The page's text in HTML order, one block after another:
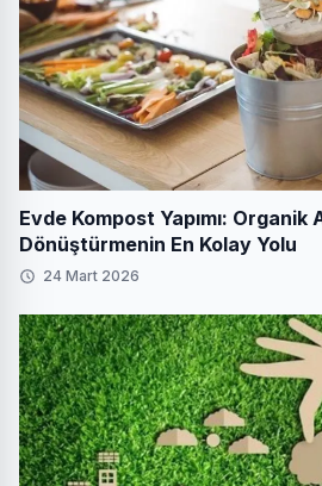
Evde Kompost Yapımı: Organik
Dönüştürmenin En Kolay Yolu
24 Mart 2026